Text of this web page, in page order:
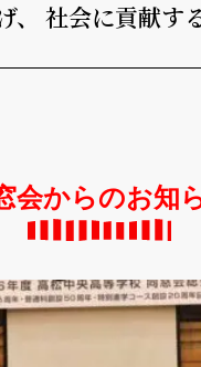
社会に貢献す
会からのお知